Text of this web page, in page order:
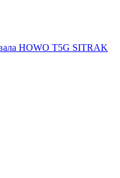
HOWO T5G SITRAK